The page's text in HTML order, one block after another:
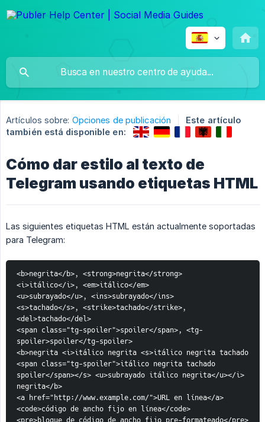
Artículos sobre: Opciones de publicación
Este artículo
también está disponible en:
Cómo dar estilo al texto de
Telegram usando etiquetas HTML
Las siguientes etiquetas HTML están actualmente soportadas
para Telegram:
<b>negrita</b>, <strong>negrita</strong>
<i>itálico</i>, <em>itálico</em>
<u>subrayado</u>, <ins>subrayado</ins>
<s>tachado</s>, <strike>tachado</strike>,
<del>tachado</del>
<span class="tg-spoiler">spoiler</span>, <tg-
spoiler>spoiler</tg-spoiler>
<b>negrita <i>itálico negrita <s>itálico negrita tachado
<span class="tg-spoiler">itálico negrita tachado
spoiler</span></s> <u>subrayado itálico negrita</u></i>
negrita</b>
<a href="http://www.example.com/">URL en línea</a>
<code>código de ancho fijo en línea</code>
<pre>bloque de código de ancho fijo pre-formateado</pre>